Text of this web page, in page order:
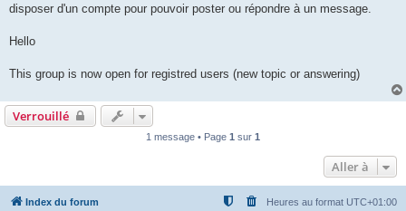
disposer d'un compte pour pouvoir poster ou répondre à un message.
Hello
This group is now open for registred users (new topic or answering)
Verrouillé
1 message • Page 1 sur 1
Aller à
Index du forum Heures au format UTC+01:00